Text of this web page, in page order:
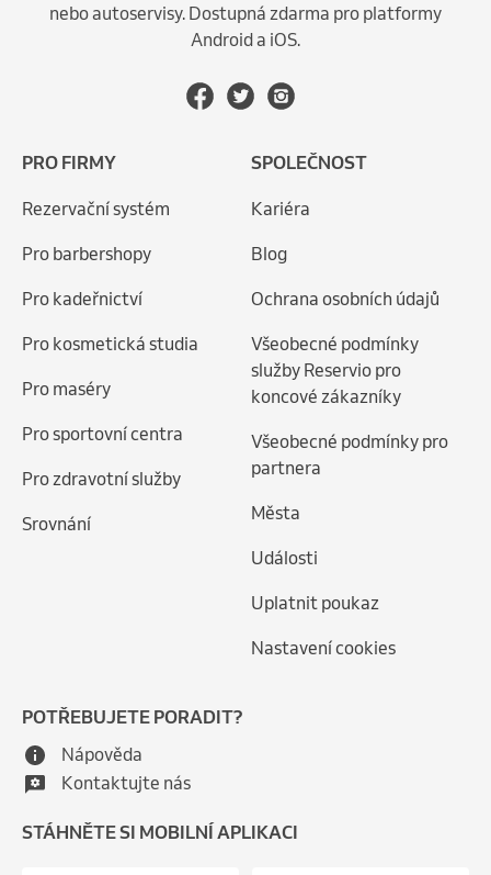
nebo autoservisy. Dostupná zdarma pro platformy
Android a iOS.
PRO FIRMY
Rezervační systém
Pro barbershopy
Pro kadeřnictví
Pro kosmetická studia
Pro maséry
Pro sportovní centra
Pro zdravotní služby
Srovnání
SPOLEČNOST
Kariéra
Blog
Ochrana osobních údajů
Všeobecné podmínky
služby Reservio pro
koncové zákazníky
Všeobecné podmínky pro
partnera
Města
Události
Uplatnit poukaz
Nastavení cookies
POTŘEBUJETE PORADIT?
Nápověda
Kontaktujte nás
STÁHNĚTE SI MOBILNÍ APLIKACI